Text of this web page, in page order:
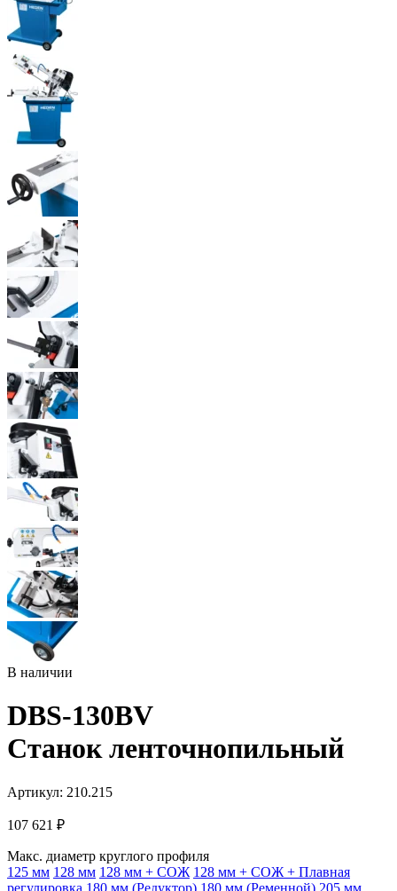
В наличии
DBS-130BV
Станок ленточнопильный
Артикул: 210.215
107 621 ₽
Макс. диаметр круглого профиля
125 мм 128 мм 128 мм + СОЖ 128 мм + СОЖ + Плавная
регулировка 180 мм (Редуктор) 180 мм (Ременной) 205 мм